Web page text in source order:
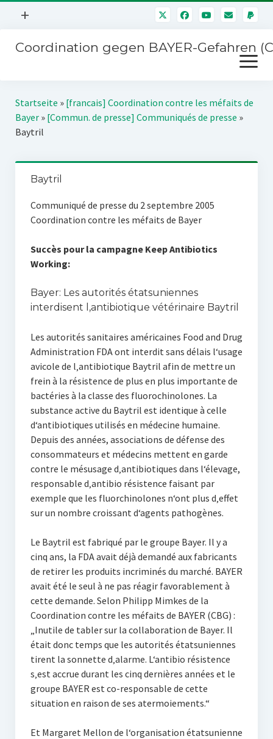
Menü
+
Mitmachen
Über uns
Kontakt
Impressum
Störfälle
Coordination gegen BAYER-Gefahren
Menü
öffnen
Kampagnen
BAYER-Hauptversammlungen
Jahrestagung
SPENDEN
Startseite » [francais] Coordination contre les méfaits de
Bayer» [Commun. de presse] Communiqués de presse »
Baytril
Baytril
Communiqué de presse du 2 septembre 2005
Coordination contre les méfaits de Bayer
Succès pour la campagne Keep Antibiotics
Working:
Bayer: Les autorités étatsuniennes
interdisent l‚antibiotique vétérinaire Baytril
Les autorités sanitaires américaines Food and Drug
Administration FDA ont interdit sans délais l‘usage
avicole de l‚antibiotique Baytril afin de mettre un
frein à la résistence de plus en plus importante de
bactéries à la classe des fluorochinolones. La
substance active du Baytril est identique à celle
d‘antibiotiques utilisés en médecine humaine.
Depuis des années, associations de défense des
consommateurs et médecins mettent en garde
contre le mésusage d‚antibiotiques dans l‘élevage,
responsable d‚antibio résistence faisant par
exemple que les fluorchinolones n‘ont plus d‚effet
sur un nombre croissant d‘agents pathogènes.
Le Baytril est fabriqué par le groupe Bayer. Il y a
cinq ans, la FDA avait déjà demandé aux fabricants
de retirer les produits incriminés du marché. BAYER
avait été le seul à ne pas réagir favorablement à
cette demande. Selon Philipp Mimkes de la
Coordination contre les méfaits de BAYER (CBG) :
„Inutile de tabler sur la collaboration de Bayer. Il
était donc temps que les autorités étatsuniennes
tirent la sonnette d‚alarme. L‘antibio résistence
s‚est accrue durant les cinq dernières années et le
groupe BAYER est co-responsable de cette
situation en raison de ses atermoiements.“
Et Margaret Mellon de l‘organisation étatsunienne